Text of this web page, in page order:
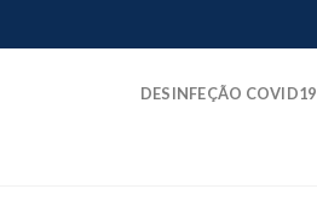
DESINFEÇÃO COVID19